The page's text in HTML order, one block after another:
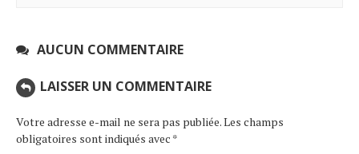
AUCUN COMMENTAIRE
LAISSER UN COMMENTAIRE
Votre adresse e-mail ne sera pas publiée.Les champs
obligatoires sont indiqués avec *